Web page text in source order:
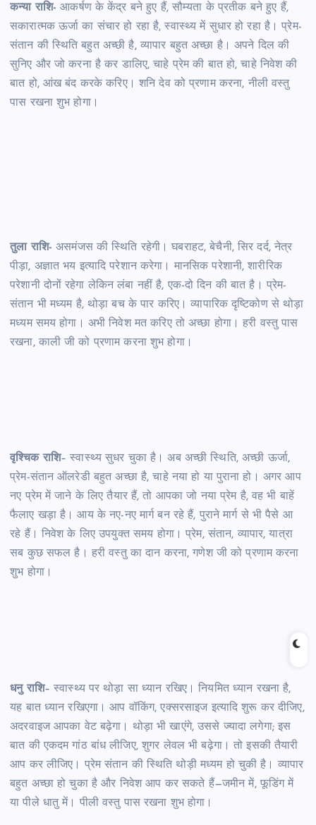
कन्या राशि- आकर्षण के केंद्र बने हुए हैं, सौम्यता के प्रतीक बने हुए हैं,
सकारात्मक ऊर्जा का संचार हो रहा है, स्वास्थ्य में सुधार हो रहा है। प्रेम-
संतान की स्थिति बहुत अच्छी है, व्यापार बहुत अच्छा है। अपने दिल की
सुनिए और जो करना है कर डालिए, चाहे प्रेम की बात हो, चाहे निवेश की
बात हो, आंख बंद करके करिए। शनि देव को प्रणाम करना, नीली वस्तु
पास रखना शुभ होगा।
तुला राशि- असमंजस की स्थिति रहेगी। घबराहट, बेचैनी, सिर दर्द, नेत्र
पीड़ा, अज्ञात भय इत्यादि परेशान करेगा। मानसिक परेशानी, शारीरिक
परेशानी दोनों रहेगा लेकिन लंबा नहीं है, एक-दो दिन की बात है। प्रेम-
संतान भी मध्यम है, थोड़ा बच के पार करिए। व्यापारिक दृष्टिकोण से थोड़ा
मध्यम समय होगा। अभी निवेश मत करिए तो अच्छा होगा। हरी वस्तु पास
रखना, काली जी को प्रणाम करना शुभ होगा।
वृश्चिक राशि– स्वास्थ्य सुधर चुका है। अब अच्छी स्थिति, अच्छी ऊर्जा,
प्रेम-संतान ऑलरेडी बहुत अच्छा है, चाहे नया हो या पुराना हो। अगर आप
नए प्रेम में जाने के लिए तैयार हैं, तो आपका जो नया प्रेम है, वह भी बाहें
फैलाए खड़ा है। आय के नए-नए मार्ग बन रहे हैं, पुराने मार्ग से भी पैसे आ
रहे हैं। निवेश के लिए उपयुक्त समय होगा। प्रेम, संतान, व्यापार, यात्रा
सब कुछ सफल है। हरी वस्तु का दान करना, गणेश जी को प्रणाम करना
शुभ होगा।
धनु राशि– स्वास्थ्य पर थोड़ा सा ध्यान रखिए। नियमित ध्यान रखना है,
यह बात ध्यान रखिएगा। आप वॉकिंग, एक्सरसाइज इत्यादि शुरू कर दीजिए,
अदरवाइज आपका वेट बढ़ेगा। थोड़ा भी खाएंगे, उससे ज्यादा लगेगा; इस
बात की एकदम गांठ बांध लीजिए, शुगर लेवल भी बढ़ेगा। तो इसकी तैयारी
आप कर लीजिए। प्रेम संतान की स्थिति थोड़ी मध्यम हो चुकी है। व्यापार
बहुत अच्छा हो चुका है और निवेश आप कर सकते हैं—जमीन में, फूडिंग में
या पीले धातु में। पीली वस्तु पास रखना शुभ होगा।